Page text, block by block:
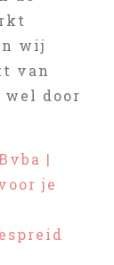
wij
van
door
|
je